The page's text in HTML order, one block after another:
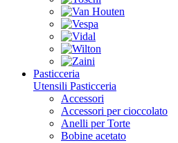
Pasticceria
Utensili Pasticceria
Accessori
Accessori per cioccolato
Anelli per Torte
Bobine acetato